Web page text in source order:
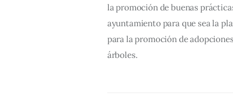
la promoción de buenas
ayuntamiento para que sea la
para la promoción de
árboles.